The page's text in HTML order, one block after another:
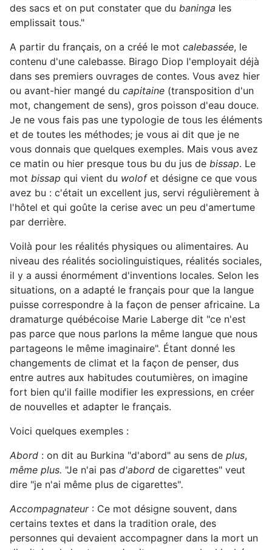
des sacs et on put constater que du baninga les
emplissait tous."
A partir du français, on a créé le mot calebassée, le
contenu d'une calebasse. Birago Diop l'employait déjà
dans ses premiers ouvrages de contes. Vous avez hier
ou avant-hier mangé du capitaine (transposition d'un
mot, changement de sens), gros poisson d'eau douce.
Je ne vous fais pas une typologie de tous les éléments
et de toutes les méthodes; je vous ai dit que je ne
vous donnais que quelques exemples. Mais vous avez
ce matin ou hier presque tous bu du jus de bissap. Le
mot bissap qui vient du wolof et désigne ce que vous
avez bu : c'était un excellent jus, servi régulièrement à
l'hôtel et qui goûte la cerise avec un peu d'amertume
par derrière.
Voilà pour les réalités physiques ou alimentaires. Au
niveau des réalités sociolinguistiques, réalités sociales,
il y a aussi énormément d'inventions locales. Selon les
situations, on a adapté le français pour que la langue
puisse correspondre à la façon de penser africaine. La
dramaturge québécoise Marie Laberge dit "ce n'est
pas parce que nous parlons la même langue que nous
partageons le même imaginaire". Étant donné les
changements de climat et la façon de penser, dus
entre autres aux habitudes coutumières, on imagine
fort bien qu'il faille modifier les expressions, en créer
de nouvelles et adapter le français.
Voici quelques exemples :
Abord : on dit au Burkina "d'abord" au sens de plus,
même plus. "Je n'ai pas d'abord de cigarettes" veut
dire "je n'ai même plus de cigarettes".
Accompagnateur: Ce mot désigne souvent, dans
certains textes et dans la tradition orale, des
personnes qui devaient accompagner dans la mort un